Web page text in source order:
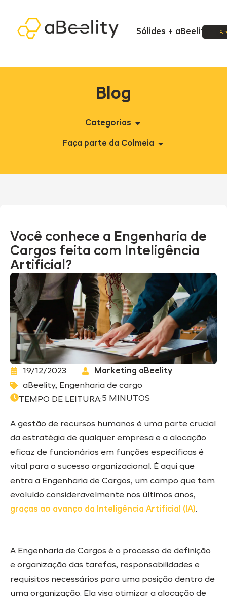
Sólides + aBeelity
Blog
Categorias
Faça parte da Colmeia
Você conhece a Engenharia de
Cargos feita com Inteligência
Artificial?
19/12/2023
Marketing aBeelity
aBeelity, Engenharia de cargo
TEMPO DE LEITURA:5 MINUTOS
A gestão de recursos humanos é uma parte crucial
da estratégia de qualquer empresa e a alocação
eficaz de funcionários em funções específicas é
vital para o sucesso organizacional. É aqui que
entra a Engenharia de Cargos, um campo que tem
evoluído consideravelmente nos últimos anos,
graças ao avanço da Inteligência Artificial (IA).
A Engenharia de Cargos é o processo de definição
e organização das tarefas, responsabilidades e
requisitos necessários para uma posição dentro de
uma organização. Ela visa otimizar a alocação de